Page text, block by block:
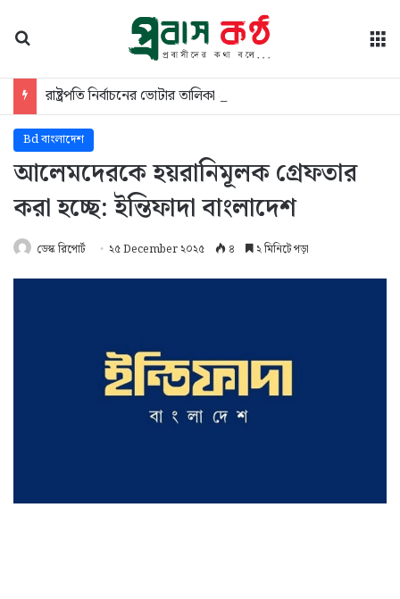
রাষ্ট্রপতি নির্বাচনের ভোটার তালিকা প্রকাশ, আছেন যারা
Bd বাংলাদেশ
আলেমদেরকে হয়রানিমূলক গ্রেফতার
করা হচ্ছে: ইন্তিফাদা বাংলাদেশ
ডেস্ক রিপোর্ট ২৫ December ২০২৫ ৪ ২ মিনিটে পড়া